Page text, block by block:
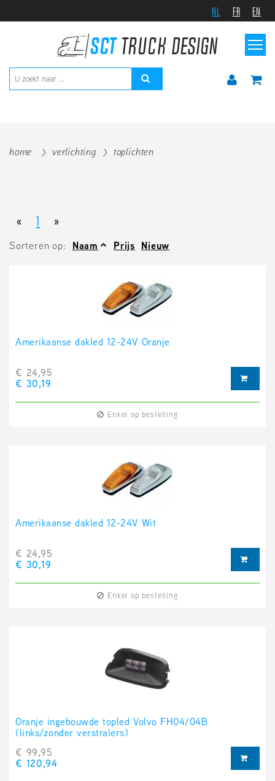
NL FR EN
home verlichting toplichten
« 1 »
Sorteren op: Naam Prijs Nieuw
Amerikaanse dakled 12-24V Oranje
€ 24,95
€ 30,19
Enkel op bestelling
Amerikaanse dakled 12-24V Wit
€ 24,95
€ 30,19
Enkel op bestelling
Oranje ingebouwde topled Volvo FH04/04B
(links/zonder verstralers)
€ 99,95
€ 120,94